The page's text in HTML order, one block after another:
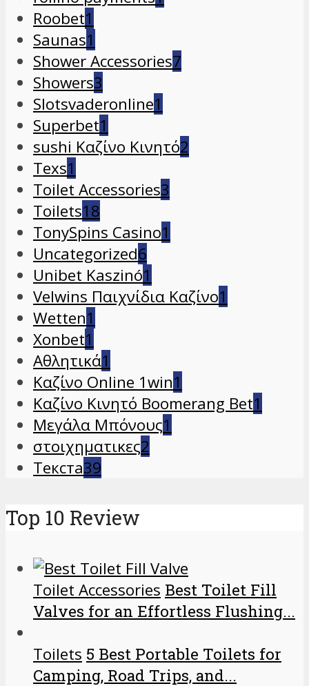
Roobet1
Saunas1
Shower Accessories7
Showers3
Slotsvaderonline1
Superbet1
sushi Καζίνο Κινητό2
Texs1
Toilet Accessories3
Toilets18
TonySpins Casino1
Uncategorized6
Unibet Kaszinó1
Velwins Παιχνίδια Καζίνο1
Wetten1
Xonbet1
Αθλητικά1
Καζίνο Online 1win1
Καζίνο Κινητό Boomerang Bet1
Μεγάλα Μπόνους1
στοιχηματικες2
Текста39
Top 10 Review
Toilet Accessories Best Toilet Fill
Valves for an Effortless Flushing...
Toilets 5 Best Portable Toilets for
Camping, Road Trips, and...